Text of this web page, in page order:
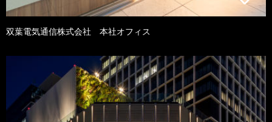
双葉電気通信株式会社 本社オフィス